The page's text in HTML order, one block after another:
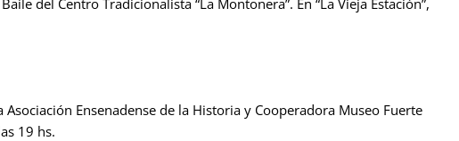
del Centro Tradicionalista “La Montonera”. En “La Vieja Estación”,
Asociación Ensenadense de la Historia y Cooperadora Museo Fuerte
19 hs.